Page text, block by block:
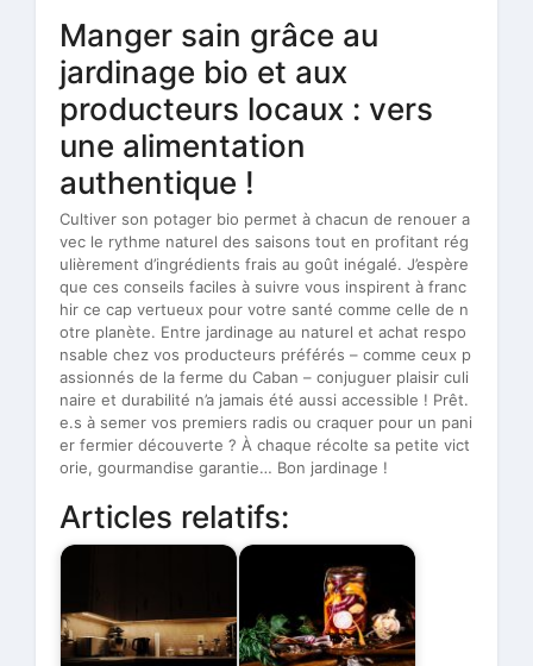
Manger sain grâce au
jardinage bio et aux
producteurs locaux : vers
une alimentation
authentique !
Cultiver son potager bio permet à chacun de renouer a
vec le rythme naturel des saisons tout en profitant rég
ulièrement d’ingrédients frais au goût inégalé. J’espère
que ces conseils faciles à suivre vous inspirent à franc
hir ce cap vertueux pour votre santé comme celle de n
otre planète. Entre jardinage au naturel et achat respo
nsable chez vos producteurs préférés – comme ceux p
assionnés de la ferme du Caban – conjuguer plaisir culi
naire et durabilité n’a jamais été aussi accessible ! Prêt.
e.s à semer vos premiers radis ou craquer pour un pani
er fermier découverte ? À chaque récolte sa petite vict
orie, gourmandise garantie… Bon jardinage !
Articles relatifs: